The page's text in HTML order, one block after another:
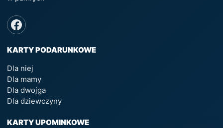
KARTY PODARUNKOWE
Dla niej
Dla mamy
Dla dwojga
Dla dziewczyny
KARTY UPOMINKOWE